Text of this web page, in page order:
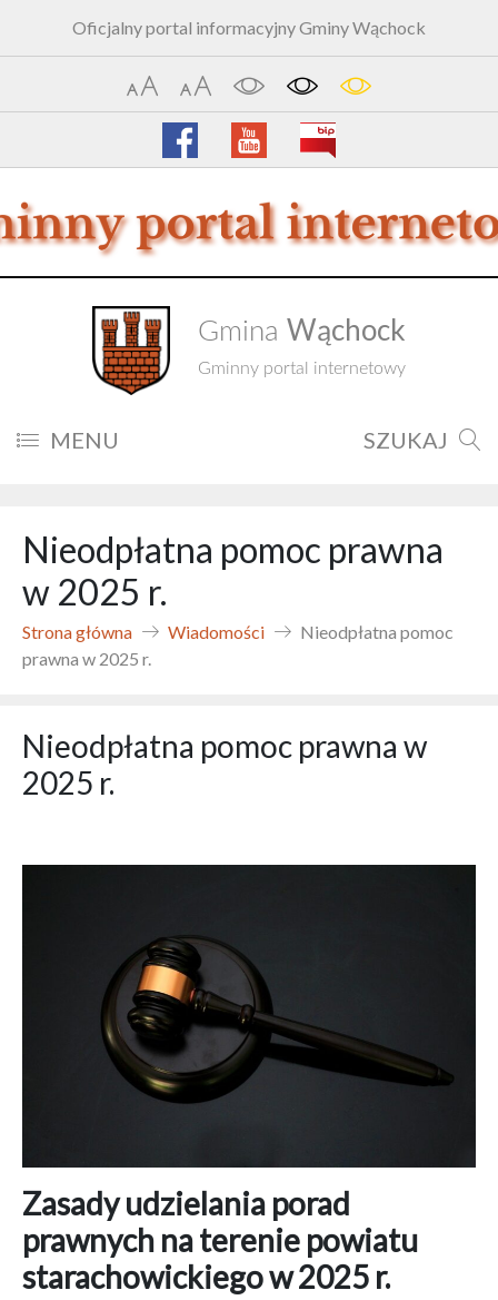
Oficjalny portal informacyjny Gminy Wąchock
Gmina Wąchock
Gminny portal internetowy
MENU SZUKAJ
Nieodpłatna pomoc prawna
w 2025 r.
Strona główna Wiadomości
Nieodpłatna pomoc
prawna w 2025 r.
Nieodpłatna pomoc prawna w
2025 r.
Zasady udzielania porad
prawnych na terenie powiatu
starachowickiego w 2025 r.